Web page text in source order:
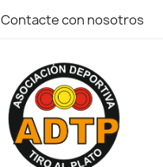
Contacte con nosotros